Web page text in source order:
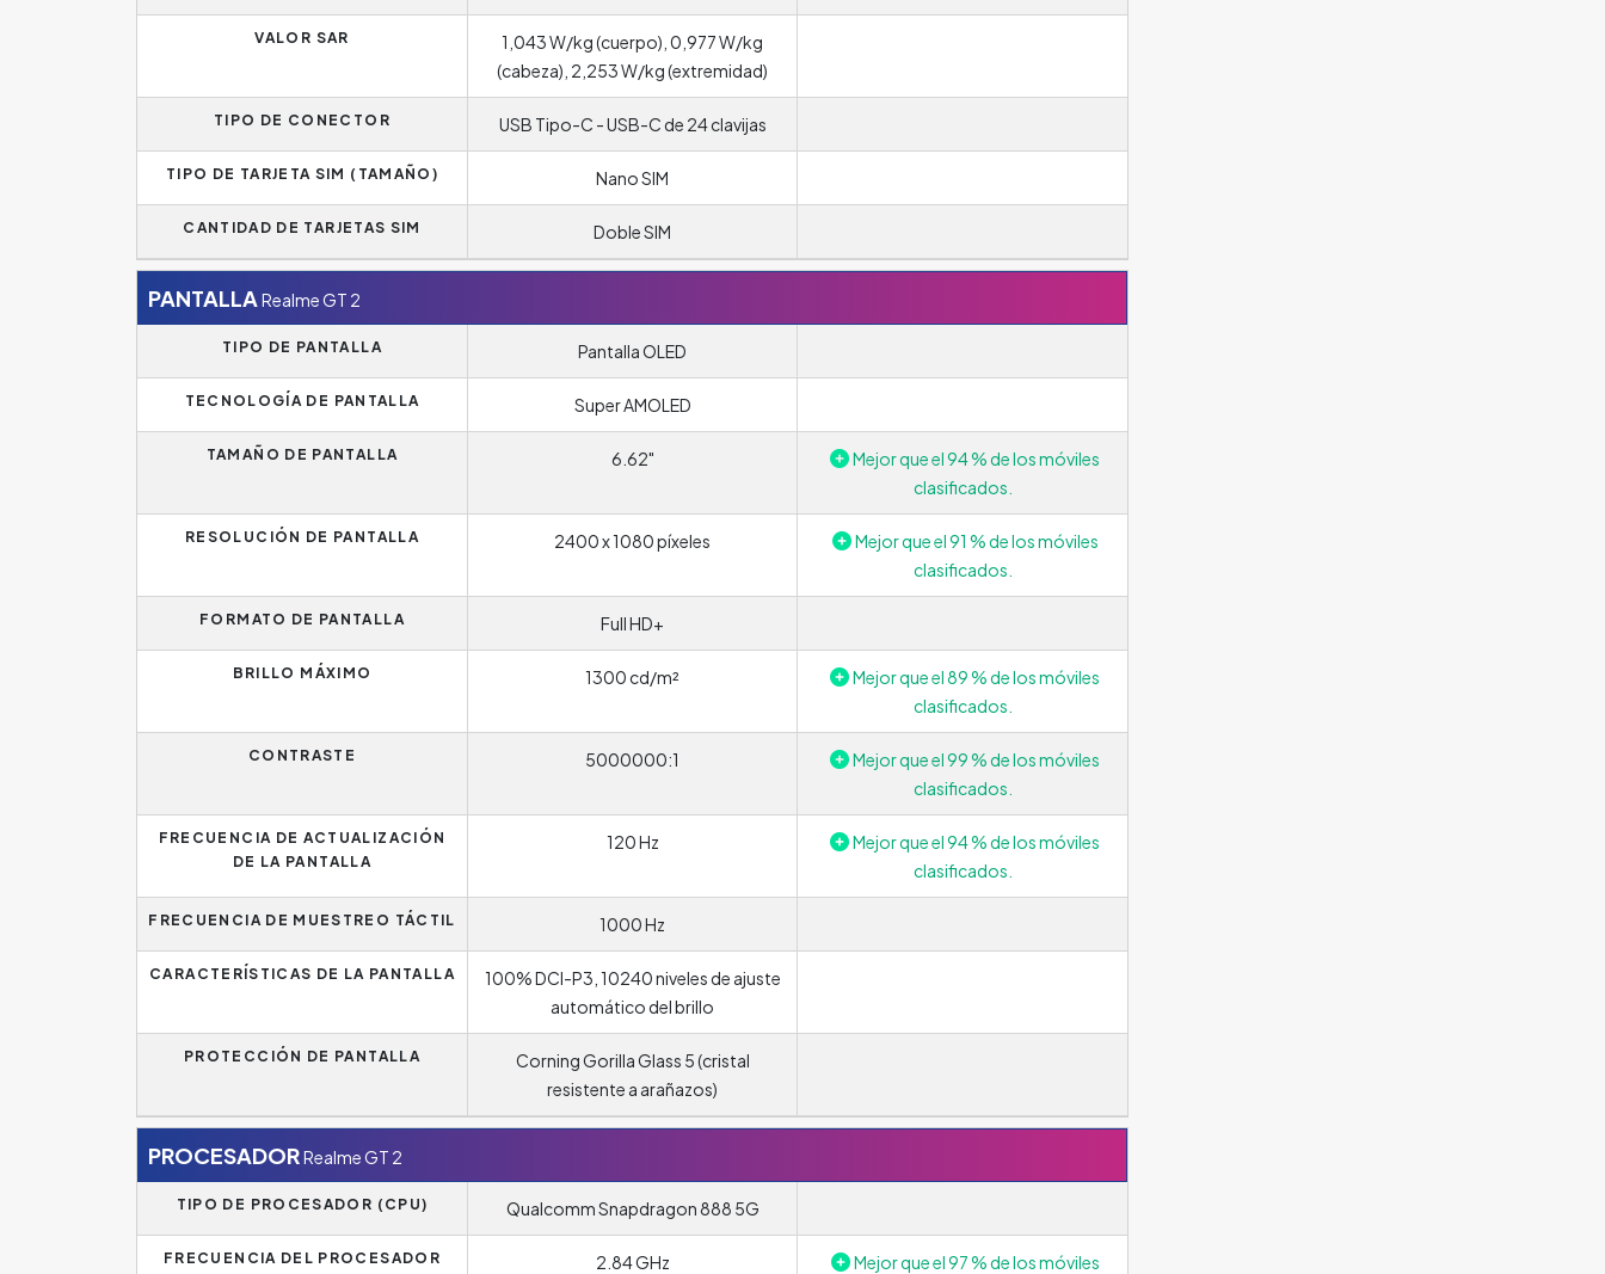
VALOR SAR
1,043 W/kg (cuerpo), 0,977 W/kg
(cabeza), 2,253 W/kg (extremidad)
TIPO DE CONECTOR USB Tipo-C - USB-C de 24 clavijas
TIPO DE TARJETA SIM (TAMAÑO) Nano SIM
CANTIDAD DE TARJETAS SIM Doble SIM
PANTALLA Realme GT 2
TIPO DE PANTALLA Pantalla OLED
TECNOLOGÍA DE PANTALLA Super AMOLED
TAMAÑO DE PANTALLA 6.62"
Mejor que el 94 % de los móviles
clasificados.
RESOLUCIÓN DE PANTALLA 2400 x 1080 píxeles
Mejor que el 91 % de los móviles
clasificados.
FORMATO DE PANTALLA Full HD+
BRILLO MÁXIMO 1300 cd/m²
Mejor que el 89 % de los móviles
clasificados.
CONTRASTE 5000000:1
Mejor que el 99 % de los móviles
clasificados.
FRECUENCIA DE ACTUALIZACIÓN
DE LA PANTALLA
120 Hz
Mejor que el 94 % de los móviles
clasificados.
FRECUENCIA DE MUESTREO TÁCTIL 1000 Hz
CARACTERÍSTICAS DE LA PANTALLA
100% DCI-P3, 10240 niveles de ajuste
automático del brillo
PROTECCIÓN DE PANTALLA
Corning Gorilla Glass 5 (cristal
resistente a arañazos)
PROCESADORRealme GT 2
TIPO DE PROCESADOR (CPU) Qualcomm Snapdragon 888 5G
FRECUENCIA DEL PROCESADOR 2.84 GHz
Mejor que el 97 % de los móviles